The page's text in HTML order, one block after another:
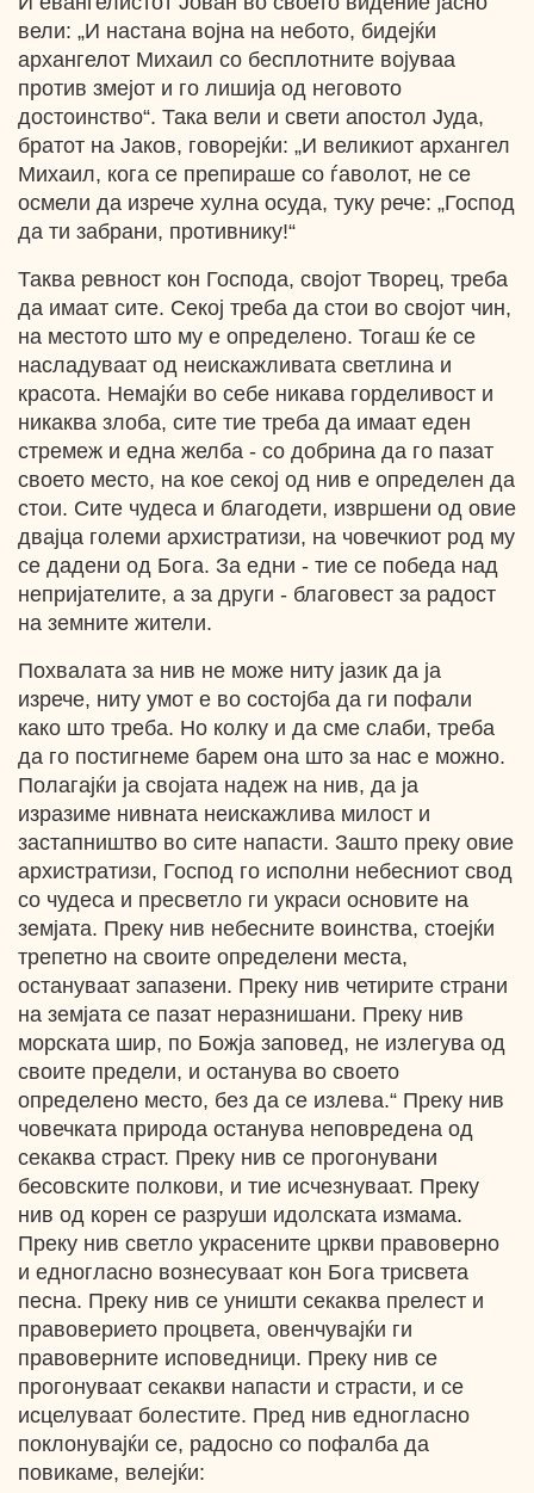
вели: „И настана војна на небото, бидејќи
архангелот Михаил со бесплотните војуваа
против змејот и го лишија од неговото
достоинство“. Така вели и свети апостол Јуда,
братот на Јаков, говорејќи: „И великиот архангел
Михаил, кога се препираше со ѓаволот, не се
осмели да изрече хулна осуда, туку рече: „Господ
да ти забрани, противнику!“
Таква ревност кон Господа, својот Творец, треба
да имаат сите. Секој треба да стои во својот чин,
на местото што му е определено. Тогаш ќе се
насладуваат од неискажливата светлина и
красота. Немајќи во себе никава горделивост и
никаква злоба, сите тие треба да имаат еден
стремеж и една желба - со добрина да го пазат
своето место, на кое секој од нив е определен да
стои. Сите чудеса и благодети, извршени од овие
двајца големи архистратизи, на човечкиот род му
се дадени од Бога. За едни - тие се победа над
непријателите, а за други - благовест за радост
на земните жители.
Похвалата за нив не може ниту јазик да ја
изрече, ниту умот е во состојба да ги пофали
како што треба. Но колку и да сме слаби, треба
да го постигнеме барем она што за нас е можно.
Полагајќи ја својата надеж на нив, да ја
изразиме нивната неискажлива милост и
застапништво во сите напасти. Зашто преку овие
архистратизи, Господ го исполни небесниот свод
со чудеса и пресветло ги украси основите на
земјата. Преку нив небесните воинства, стоејќи
трепетно на своите определени места,
остануваат запазени. Преку нив четирите страни
на земјата се пазат неразнишани. Преку нив
морската шир, по Божја заповед, не излегува од
своите предели, и останува во своето
определено место, без да се излева.“ Преку нив
човечката природа останува неповредена од
секаква страст. Преку нив се прогонувани
бесовските полкови, и тие исчезнуваат. Преку
нив од корен се разруши идолската измама.
Преку нив светло украсените цркви правоверно
и едногласно вознесуваат кон Бога трисвета
песна. Преку нив се уништи секаква прелест и
правоверието процвета, овенчувајќи ги
правоверните исповедници. Преку нив се
прогонуваат секакви напасти и страсти, и се
исцелуваат болестите. Пред нив едногласно
поклонувајќи се, радосно со пофалба да
повикаме, велејќи: